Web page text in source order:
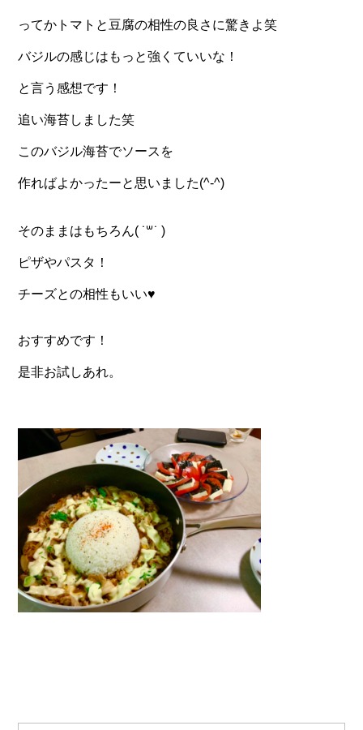
ってかトマトと豆腐の相性の良さに驚きよ笑
バジルの感じはもっと強くていいな！
と言う感想です！
追い海苔しました笑
このバジル海苔でソースを
作ればよかったーと思いました(^-^)
そのままはもちろん( ˙꒳​˙ )
ピザやパスタ！
チーズとの相性もいい♥️
おすすめです！
是非お試しあれ。